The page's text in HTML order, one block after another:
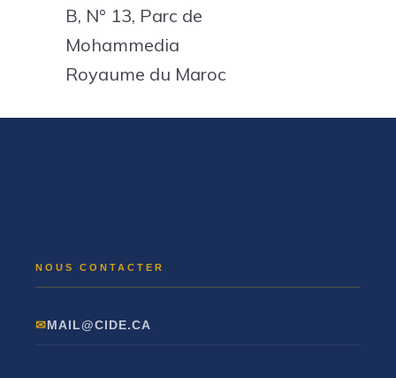
B, N° 13, Parc de
Mohammedia
Royaume du Maroc
MAIL@CIDE.CA